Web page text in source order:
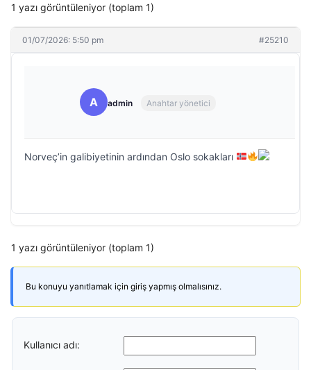
1 yazı görüntüleniyor (toplam 1)
01/07/2026: 5:50 pm #25210
A admin Anahtar yönetici
Norveç’in galibiyetinin ardından Oslo sokakları
1 yazı görüntüleniyor (toplam 1)
Bu konuyu yanıtlamak için giriş yapmış olmalısınız.
Kullanıcı adı: